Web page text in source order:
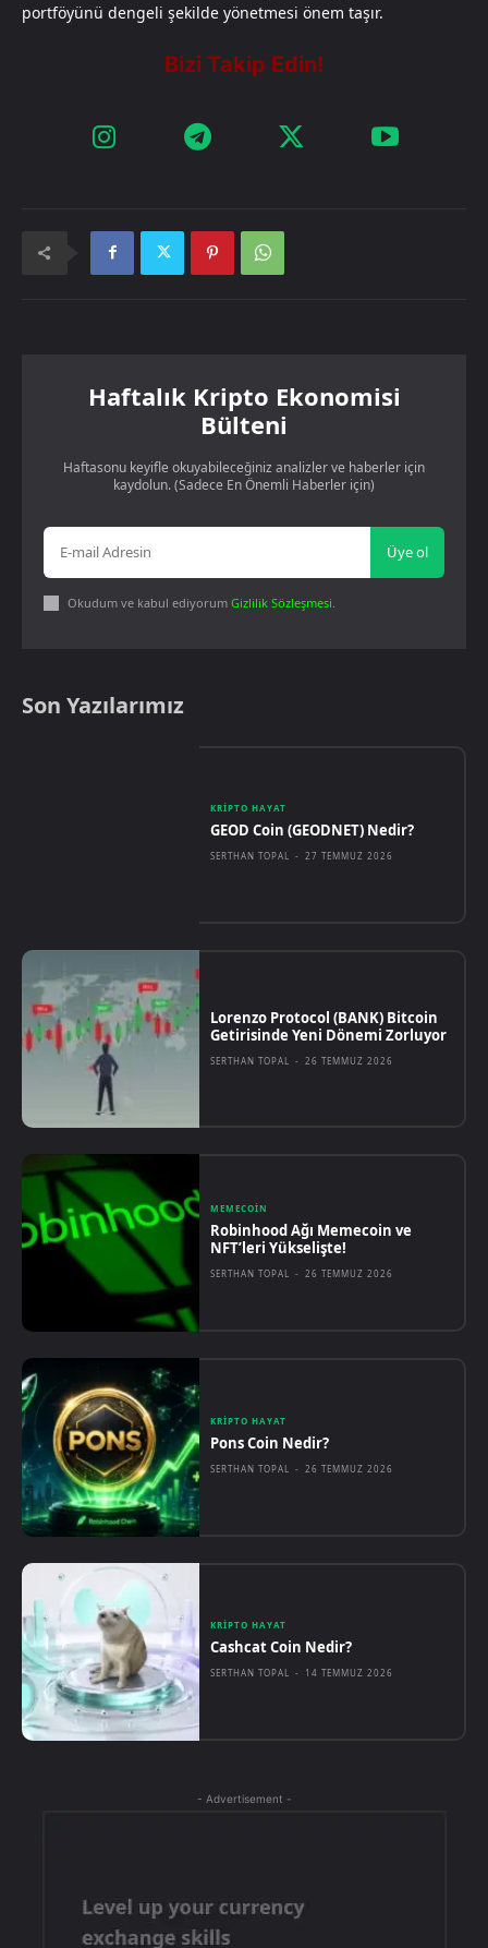
portföyünü dengeli şekilde yönetmesi önem taşır.
Haftalık Kripto Ekonomisi
Bülteni
Haftasonu keyifle okuyabileceğiniz analizler ve haberler için
kaydolun. (Sadece En Önemli Haberler için)
Üye ol
Okudum ve kabul ediyorum Gizlilik Sözleşmesi
Son Yazılarımız
KRIPTO HAYAT
GEOD Coin (GEODNET) Nedir?
SERTHAN TOPAL - 27 TEMMUZ 2026
Lorenzo Protocol (BANK) Bitcoin
Getirisinde Yeni Dönemi Zorluyor
SERTHAN TOPAL - 26 TEMMUZ 2026
MEMECOIN
Robinhood Ağı Memecoin ve
NFT’leri Yükselişte!
SERTHAN TOPAL - 26 TEMMUZ 2026
KRIPTO HAYAT
Pons Coin Nedir?
SERTHAN TOPAL - 26 TEMMUZ 2026
KRIPTO HAYAT
Cashcat Coin Nedir?
SERTHAN TOPAL - 14 TEMMUZ 2026
- Advertisement -